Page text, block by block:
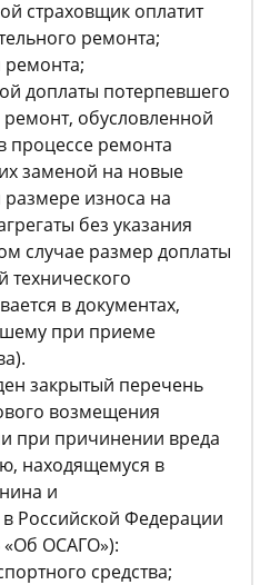
страховщик оплатит
ремонта;
доплаты потерпевшего
обусловленной
процессе ремонта
заменой на новые
размере износа на
без указания
случае размер доплаты
технического
в документах,
при приеме
закрытый перечень
возмещения
при причинении вреда
находящемуся в
и
Российской Федерации
«Об ОСАГО»):
средства;